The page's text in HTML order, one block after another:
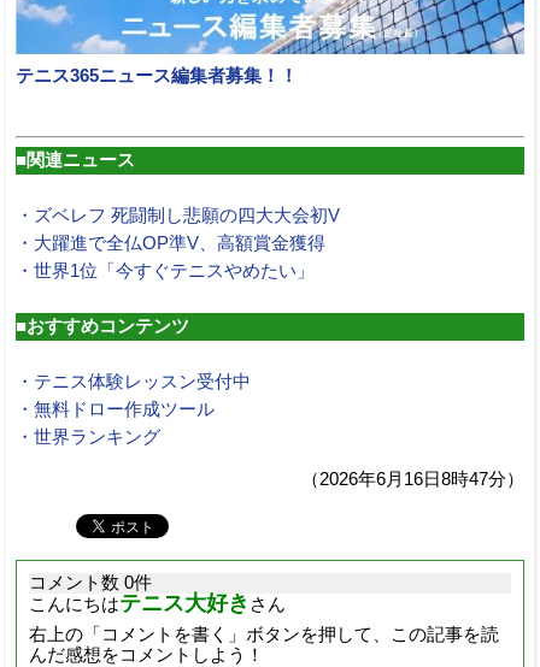
テニス365ニュース編集者募集！！
■関連ニュース
・ズベレフ 死闘制し悲願の四大大会初V
・大躍進で全仏OP準V、高額賞金獲得
・世界1位「今すぐテニスやめたい」
■おすすめコンテンツ
・テニス体験レッスン受付中
・無料ドロー作成ツール
・世界ランキング
（2026年6月16日8時47分）
コメント数 0件
こんにちはテニス大好き さん
右上の「コメントを書く」ボタンを押して、この記事を読
んだ感想をコメントしよう！